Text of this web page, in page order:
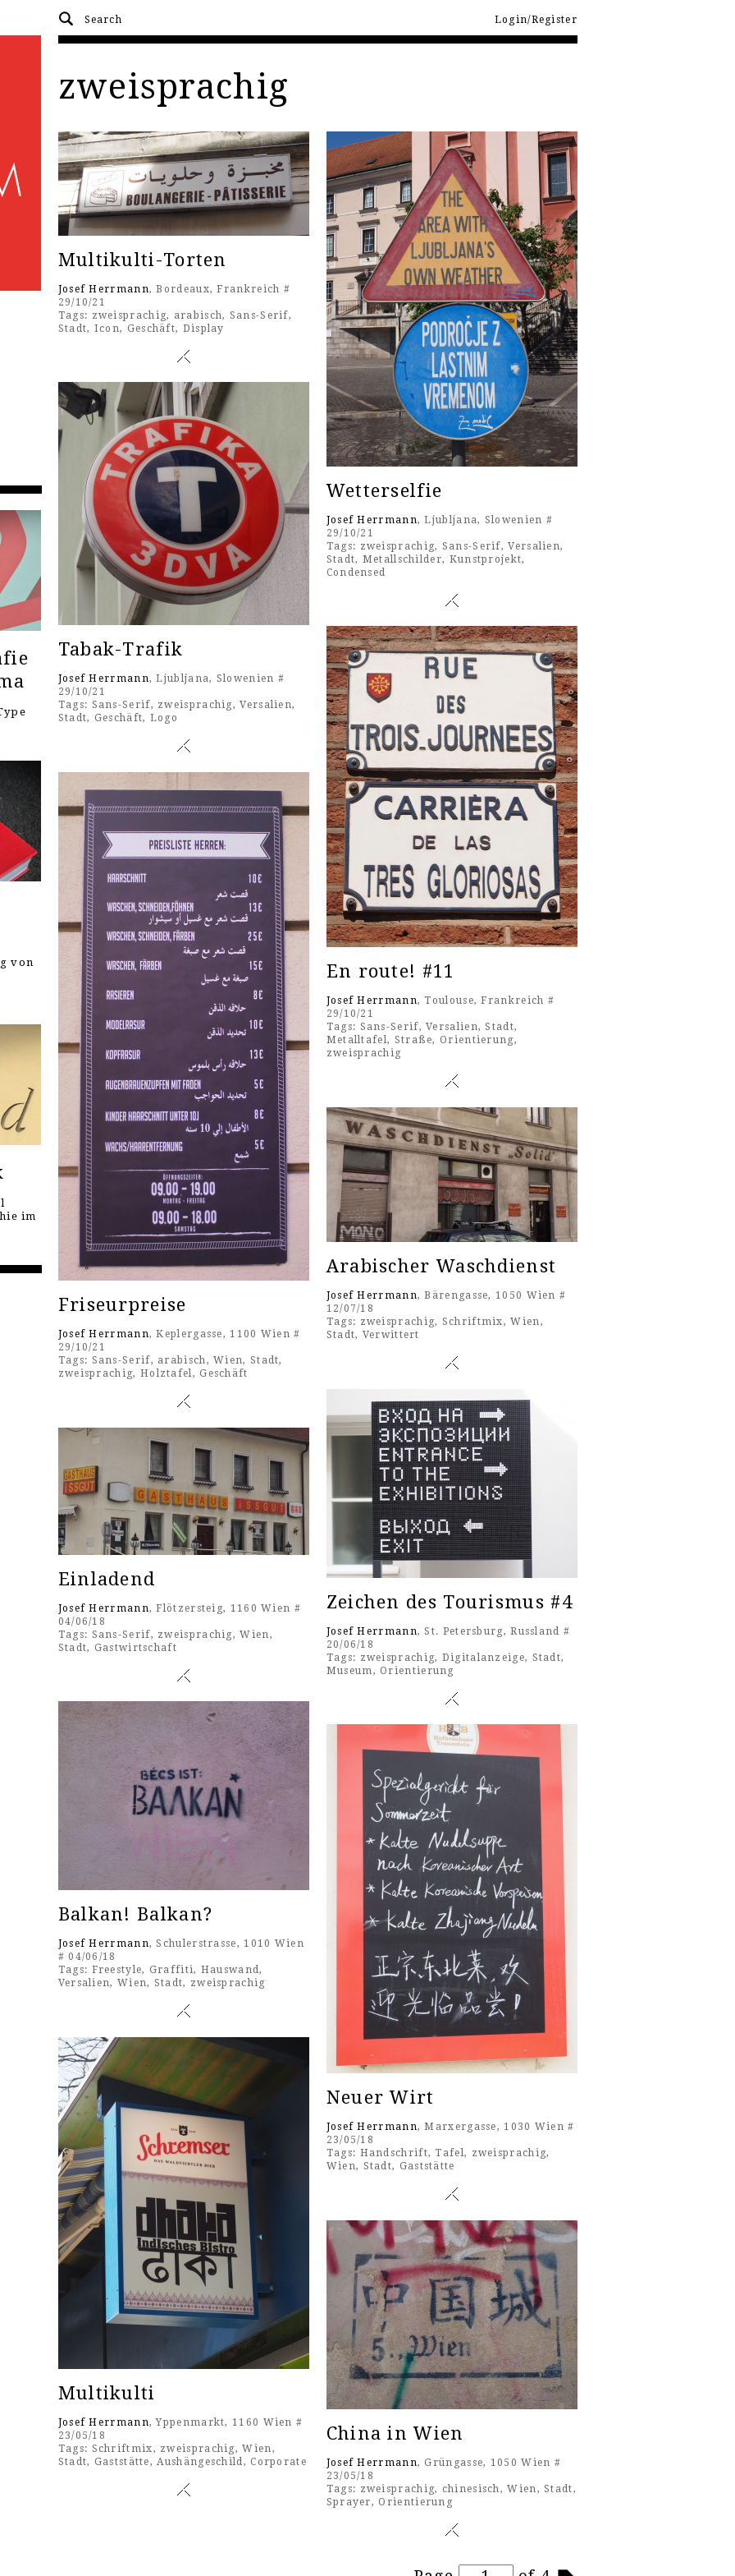
Login/Register
zweisprachig
Multikulti-Torten
Josef Herrmann, Bordeaux, Frankreich #
29/10/21
Tags: zweisprachig, arabisch, Sans-Serif,
Stadt, Icon, Geschäft, Display
Wetterselfie
Josef Herrmann, Ljubljana, Slowenien #
29/10/21
Tags: zweisprachig, Sans-Serif,Versalien,
Stadt, Metallschilder, Kunstprojekt,
Condensed
Tabak-Trafik
Josef Herrmann, Ljubljana, Slowenien #
29/10/21
Tags: Sans-Serif, zweisprachig,Versalien,
Stadt, Geschäft, Logo
En route! #11
Josef Herrmann, Toulouse, Frankreich #
29/10/21
Tags: Sans-Serif,Versalien,Stadt,
Metalltafel, Straße, Orientierung,
zweisprachig
Friseurpreise
Josef Herrmann, Keplergasse, 1100 Wien #
29/10/21
Tags: Sans-Serif, arabisch,Wien, Stadt,
zweisprachig, Holztafel,Geschäft
Arabischer Waschdienst
Josef Herrmann, Bärengasse, 1050 Wien #
12/07/18
Tags: zweisprachig, Schriftmix,Wien,
Stadt, Verwittert
Zeichen des Tourismus #4
Josef Herrmann, St. Petersburg, Russland #
20/06/18
Tags: zweisprachig, Digitalanzeige, Stadt,
Museum, Orientierung
Einladend
Josef Herrmann, Flötzersteig, 1160 Wien #
04/06/18
Tags: Sans-Serif, zweisprachig,Wien,
Stadt, Gastwirtschaft
Balkan! Balkan?
Josef Herrmann, Schulerstrasse, 1010 Wien
# 04/06/18
Tags: Freestyle, Graffiti, Hauswand,
Versalien, Wien, Stadt, zweisprachig
Neuer Wirt
Josef Herrmann, Marxergasse, 1030 Wien #
23/05/18
Tags: Handschrift,Tafel, zweisprachig,
Wien, Stadt, Gaststätte
Multikulti
Josef Herrmann, Yppenmarkt, 1160 Wien #
23/05/18
Tags: Schriftmix, zweisprachig,Wien,
Stadt, Gaststätte,Aushängeschild, Corporate
China in Wien
Josef Herrmann, Grüngasse, 1050 Wien #
23/05/18
Tags: zweisprachig, chinesisch,Wien,Stadt,
Sprayer, Orientierung
von
im